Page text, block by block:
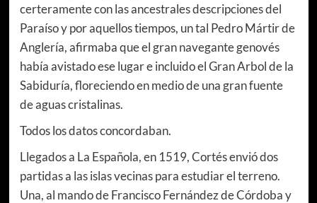
certeramente con las ancestrales descripciones del
Paraíso y por aquellos tiempos, un tal Pedro Mártir de
Anglería, afirmaba que el gran navegante genovés
había avistado ese lugar e incluido el Gran Arbol de la
Sabiduría, floreciendo en medio de una gran fuente
de aguas cristalinas.
Todos los datos concordaban.
Llegados a La Española, en 1519, Cortés envió dos
partidas a las islas vecinas para estudiar el terreno.
Una, al mando de Francisco Fernández de Córdoba y